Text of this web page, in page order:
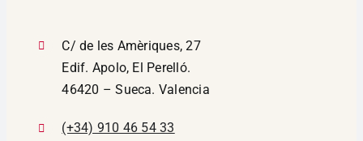
C/ de les Amèriques, 27
Edif. Apolo, El Perelló.
46420 – Sueca. Valencia
(+34) 910 46 54 33